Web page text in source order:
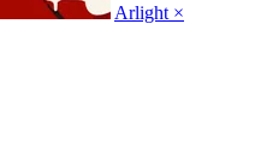
Arlight ×